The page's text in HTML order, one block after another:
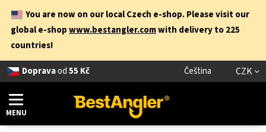
You are now on our local Czech e-shop. Please visit our
global e-shopwww.bestangler.comwith delivery to 225
countries!
Dopravaod55 Kč Čeština CZK
MENU